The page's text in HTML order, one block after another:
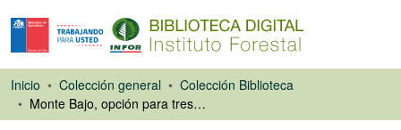
Inicio Colección general
Colección Biblioteca
Monte Bajo, opción para tres especies de Eucaliptos en segunda rotación, un caso en la provincia de Osorno, Décima Región, Chile